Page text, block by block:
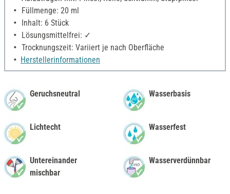
Füllmenge: 20 ml
Inhalt: 6 Stück
Lösungsmittelfrei: ✓
Trocknungszeit: Variiert je nach Oberfläche
Herstellerinformationen
Geruchsneutral
Lichtecht
Untereinander
mischbar
Wasserbasis
Wasserfest
Wasserverdünnbar